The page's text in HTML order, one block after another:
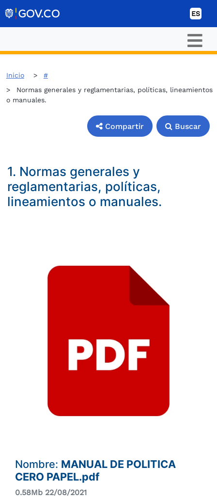
ES
Inicio
#
Normas generales y reglamentarias, políticas, lineamientos
o manuales.
Compartir Buscar
1. Normas generales y
reglamentarias, políticas,
lineamientos o manuales.
Nombre: MANUAL DE POLITICA
CERO PAPEL.pdf
0.58Mb 22/08/2021